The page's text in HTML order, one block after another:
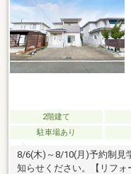
2階建て
駐車場あり
8/6(木)～8/10(月)予約制見
知らせください。【リフォ